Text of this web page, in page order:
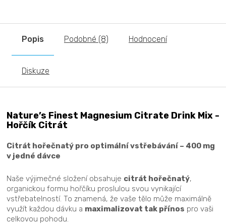
Popis Podobné (8) Hodnocení
Diskuze
Nature’s Finest Magnesium Citrate Drink Mix -
Hořčík Citrát
Citrát hořečnatý pro optimální vstřebávání – 400 mg
v jedné dávce
Naše výjimečné složení obsahuje citrát hořečnatý,
organickou formu hořčíku proslulou svou vynikající
vstřebatelností. To znamená, že vaše tělo může maximálně
využít každou dávku a maximalizovat tak přínos pro vaši
celkovou pohodu.